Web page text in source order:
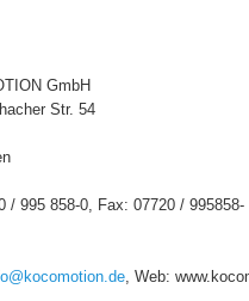
GmbH
Str. 54
/ 995 858-0, Fax: 07720 / 995858-
, Web: